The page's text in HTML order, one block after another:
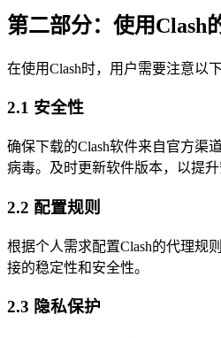
第二部分：使用Clash
在使用Clash时，用户需要注意以
2.1 安全性
确保下载的Clash软件来自官方渠
病毒。及时更新软件版本，以提升
2.2 配置规则
根据个人需求配置Clash的代理规
接的稳定性和安全性。
2.3 隐私保护